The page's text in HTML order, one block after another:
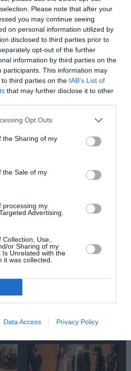
Please note that after your
you may continue seeing
on personal information utilized by
disclosed to third parties prior to
opt-out of the further
information by third parties on the
participants. This information may
third parties on the IAB’s List of
that may further disclose it to other
Opt Outs
the Sharing of my
the Sale of my
processing my
Advertising.
Use,
or Sharing of my
Is Unrelated with the
it was collected.
Data Access Privacy Policy
ΞΕΝΕΣ ΤΑΙΝΙΕΣ
ΓΑΛΛΟΦΩΝΟΥ ΚΙΝΗΜΑΤΟΓΡΑΦΟΥ
σας τα τελευταία νέα για
το Culturenow.gr
Άρθρα
Κινηματογράφου
«Κύματα»